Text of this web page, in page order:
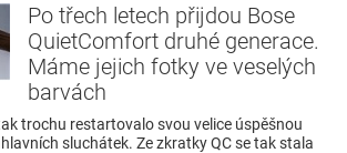
Po třech letech přijdou Bose
QuietComfort druhé generace.
Máme jejich fotky ve veselých
barvách
trochu restartovalo svou velice úspěšnou
sluchátek. Ze zkratky QC se tak stala